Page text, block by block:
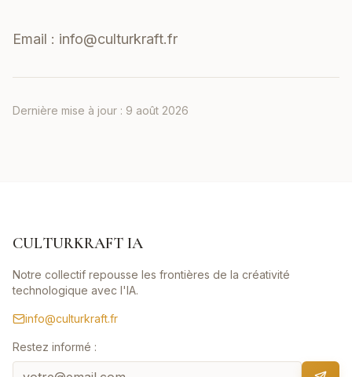
Email : info@culturkraft.fr
Dernière mise à jour : 9 août 2026
CULTURKRAFT IA
Notre collectif repousse les frontières de la créativité
technologique avec l'IA.
info@culturkraft.fr
Restez informé :